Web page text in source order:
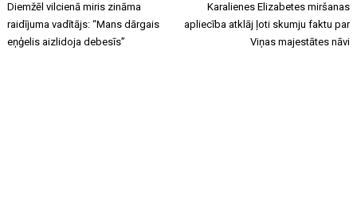
Diemžēl vilcienā miris zināma
raidījuma vadītājs: “Mans dārgais
eņģelis aizlidoja debesīs”
Karalienes Elizabetes miršanas
apliecība atklāj ļoti skumju faktu par
Viņas majestātes nāvi